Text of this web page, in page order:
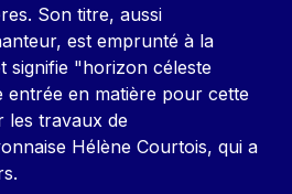
Son titre, aussi
est emprunté à la
signifie "horizon céleste
entrée en matière pour cette
les travaux de
Hélène Courtois, qui a